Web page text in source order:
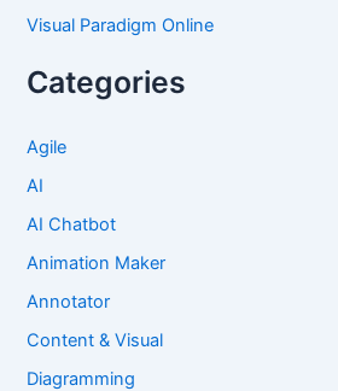
Visual Paradigm Online
Categories
Agile
AI
AI Chatbot
Animation Maker
Annotator
Content & Visual
Diagramming